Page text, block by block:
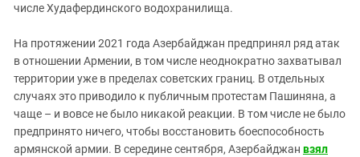
числе Худафердинского водохранилища.
На протяжении 2021 года Азербайджан предпринял ряд атак
в отношении Армении, в том числе неоднократно захватывал
территории уже в пределах советских границ. В отдельных
случаях это приводило к публичным протестам Пашиняна, а
чаще – и вовсе не было никакой реакции. В том числе не было
предпринято ничего, чтобы восстановить боеспособность
армянской армии. В середине сентября, Азербайджан взял